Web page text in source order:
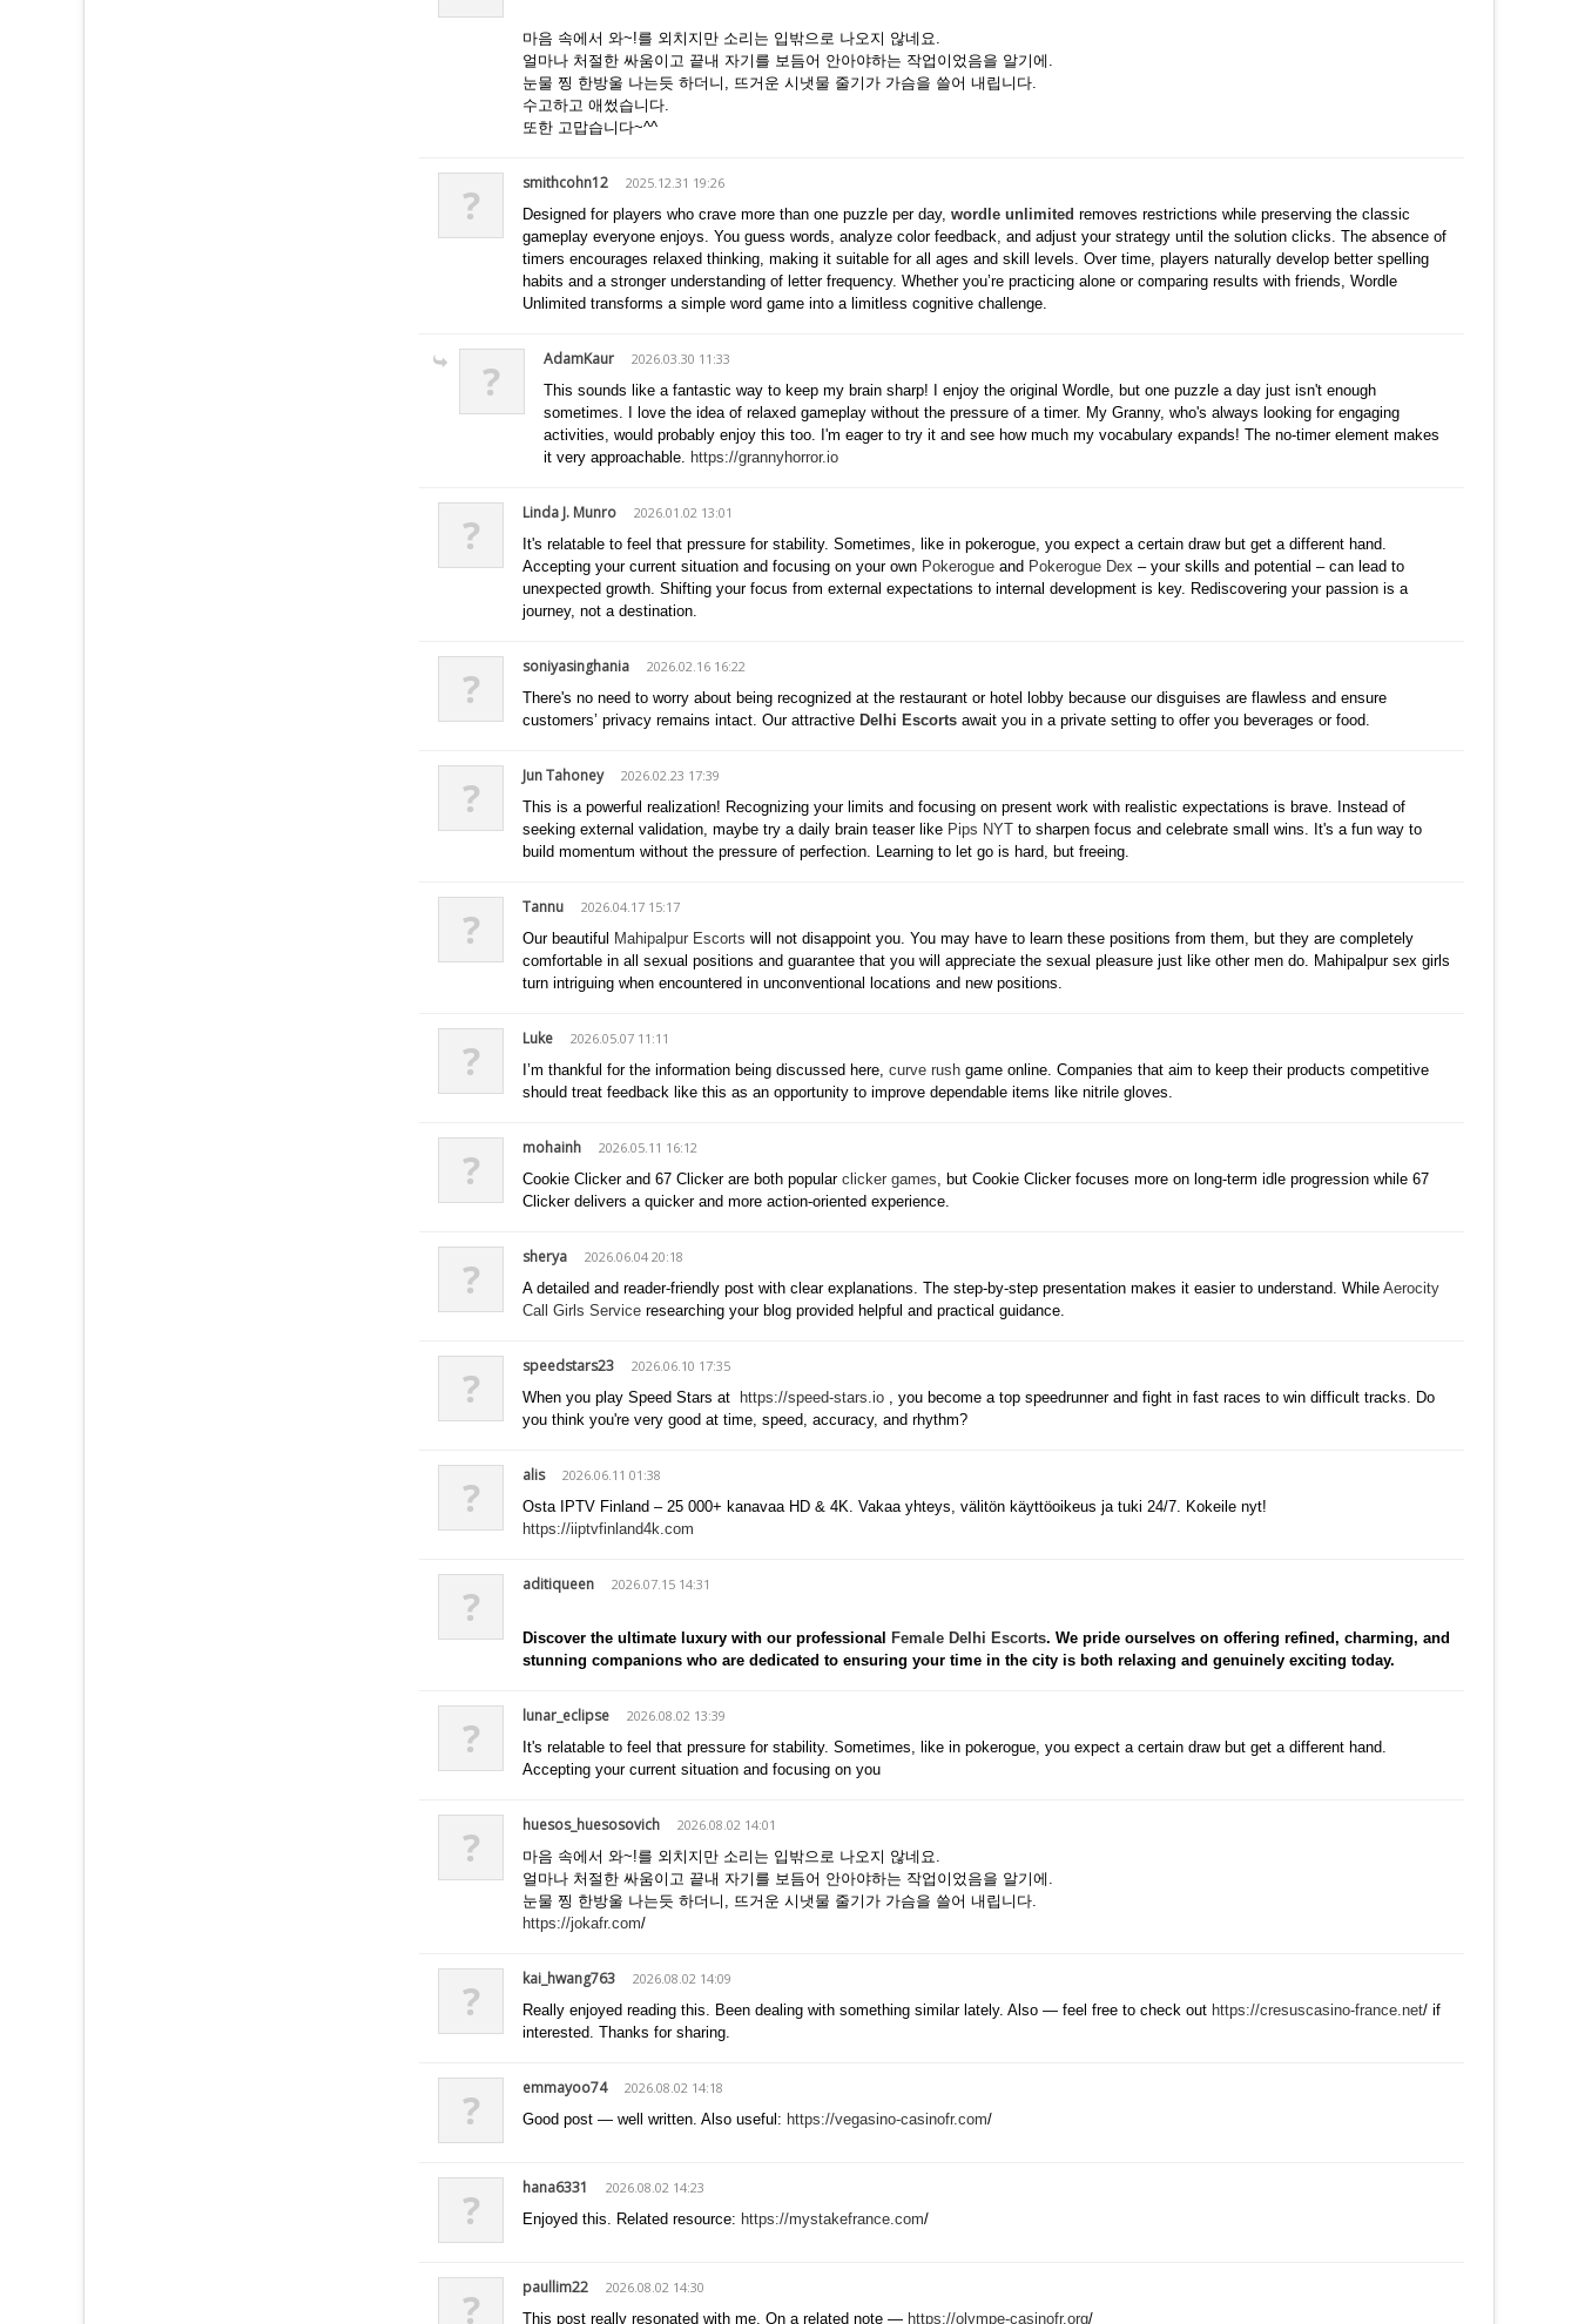
마음 속에서 와~!를 외치지만 소리는 입밖으로 나오지 않네요.
얼마나 처절한 싸움이고 끝내 자기를 보듬어 안아야하는 작업이었음을 알기에.
눈물 찡 한방울 나는듯 하더니, 뜨거운 시냇물 줄기가 가슴을 쓸어 내립니다.
수고하고 애썼습니다.
또한 고맙습니다~^^
? smithcohn12
2025.12.31 19:26
Designed for players who crave more than one puzzle per day, wordle unlimited removes restrictions while preserving the classic
gameplay everyone enjoys. You guess words, analyze color feedback, and adjust your strategy until the solution clicks. The absence of
timers encourages relaxed thinking, making it suitable for all ages and skill levels. Over time, players naturally develop better spelling
habits and a stronger understanding of letter frequency. Whether you’re practicing alone or comparing results with friends, Wordle
Unlimited transforms a simple word game into a limitless cognitive challenge.
? AdamKaur
2026.03.30 11:33
This sounds like a fantastic way to keep my brain sharp! I enjoy the original Wordle, but one puzzle a day just isn't enough
sometimes. I love the idea of relaxed gameplay without the pressure of a timer. My Granny, who's always looking for engaging
activities, would probably enjoy this too. I'm eager to try it and see how much my vocabulary expands! The no-timer element makes
it very approachable. https://grannyhorror.io
? Linda J. Munro
2026.01.02 13:01
It's relatable to feel that pressure for stability. Sometimes, like in pokerogue, you expect a certain draw but get a different hand.
Accepting your current situation and focusing on your own Pokerogue and Pokerogue Dex – your skills and potential – can lead to
unexpected growth. Shifting your focus from external expectations to internal development is key. Rediscovering your passion is a
journey, not a destination.
? soniyasinghania
2026.02.16 16:22
There's no need to worry about being recognized at the restaurant or hotel lobby because our disguises are flawless and ensure
customers’ privacy remains intact. Our attractive Delhi Escorts await you in a private setting to offer you beverages or food.
? Jun Tahoney
2026.02.23 17:39
This is a powerful realization! Recognizing your limits and focusing on present work with realistic expectations is brave. Instead of
seeking external validation, maybe try a daily brain teaser like Pips NYT to sharpen focus and celebrate small wins. It's a fun way to
build momentum without the pressure of perfection. Learning to let go is hard, but freeing.
? Tannu
2026.04.17 15:17
Our beautiful Mahipalpur Escorts will not disappoint you. You may have to learn these positions from them, but they are completely
comfortable in all sexual positions and guarantee that you will appreciate the sexual pleasure just like other men do. Mahipalpur sex girls
turn intriguing when encountered in unconventional locations and new positions.
? Luke
2026.05.07 11:11
I’m thankful for the information being discussed here, curve rush game online. Companies that aim to keep their products competitive
should treat feedback like this as an opportunity to improve dependable items like nitrile gloves.
? mohainh
2026.05.11 16:12
Cookie Clicker and 67 Clicker are both popular clicker games, but Cookie Clicker focuses more on long-term idle progression while 67
Clicker delivers a quicker and more action-oriented experience.
? sherya
2026.06.04 20:18
A detailed and reader-friendly post with clear explanations. The step-by-step presentation makes it easier to understand. While Aerocity
Call Girls Service researching your blog provided helpful and practical guidance.
? speedstars23
2026.06.10 17:35
When you play Speed Stars at
https://speed-stars.io , you become a top speedrunner and fight in fast races to win difficult tracks. Do
you think you're very good at time, speed, accuracy, and rhythm?
? alis
2026.06.11 01:38
Osta IPTV Finland – 25 000+ kanavaa HD & 4K. Vakaa yhteys, välitön käyttöoikeus ja tuki 24/7. Kokeile nyt!
https://iiptvfinland4k.com
? aditiqueen 2026.07.15 14:31
Discover the ultimate luxury with our professional Female Delhi Escorts. We pride ourselves on offering refined, charming, and
stunning companions who are dedicated to ensuring your time in the city is both relaxing and genuinely exciting today.
? lunar_eclipse
2026.08.02 13:39
It's relatable to feel that pressure for stability. Sometimes, like in pokerogue, you expect a certain draw but get a different hand.
Accepting your current situation and focusing on you
? huesos_huesosovich
2026.08.02 14:01
마음 속에서 와~!를 외치지만 소리는 입밖으로 나오지 않네요.
얼마나 처절한 싸움이고 끝내 자기를 보듬어 안아야하는 작업이었음을 알기에.
눈물 찡 한방울 나는듯 하더니, 뜨거운 시냇물 줄기가 가슴을 쓸어 내립니다.
https://jokafr.com/
? kai_hwang763
2026.08.02 14:09
Really enjoyed reading this. Been dealing with something similar lately. Also — feel free to check out https://cresuscasino-france.net/ if
interested. Thanks for sharing.
? emmayoo74
2026.08.02 14:18
Good post — well written. Also useful: https://vegasino-casinofr.com/
? hana6331
2026.08.02 14:23
Enjoyed this. Related resource: https://mystakefrance.com/
? paullim22
2026.08.02 14:30
This post really resonated with me. On a related note — https://olympe-casinofr.org/